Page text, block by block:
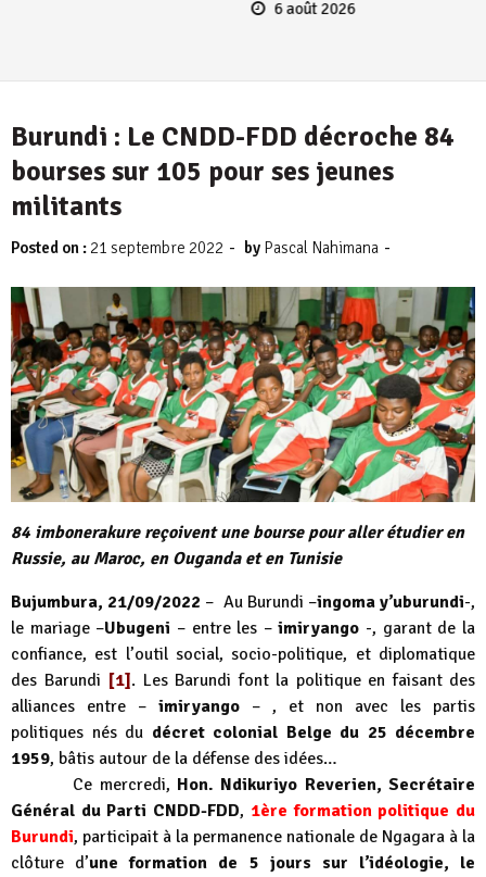
Burundi : Le CNDD-FDD décroche 84
bourses sur 105 pour ses jeunes
militants
Posted on : 21 septembre 2022 - by Pascal Nahimana -
84 imbonerakure reçoivent une bourse pour aller étudier en
Russie, au Maroc, en Ouganda et en Tunisie
Bujumbura, 21/09/2022 – Au Burundi –ingoma y’uburundi-,
le mariage –Ubugeni – entre les –imiryango -, garant de la
confiance, est l’outil social, socio-politique, et diplomatique
des Barundi [1]. Les Barundi font la politique en faisant des
alliances entre – imiryango – , et non avec les partis
politiques nés du décret colonial Belge du 25 décembre
1959, bâtis autour de la défense des idées…
Ce mercredi, Hon. Ndikuriyo Reverien, Secrétaire
Général du Parti CNDD-FDD, 1ère formation politique du
Burundi, participait à la permanence nationale de Ngagara à la
clôture d’une formation de 5 jours sur l’idéologie, le